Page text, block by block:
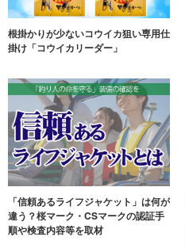
根掛かりが少ないコウイカ狙い専用仕
掛け「コウイカリーダー」
「信頼あるライフジャケット」は何が
違う？桜マーク・CSマークの認証手
順や検査内容等を取材